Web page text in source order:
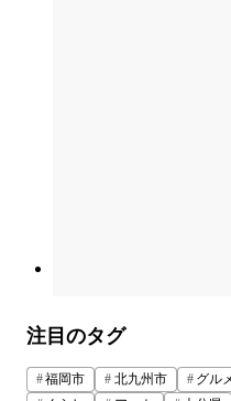
注目のタグ
福岡市 北九州市 グル